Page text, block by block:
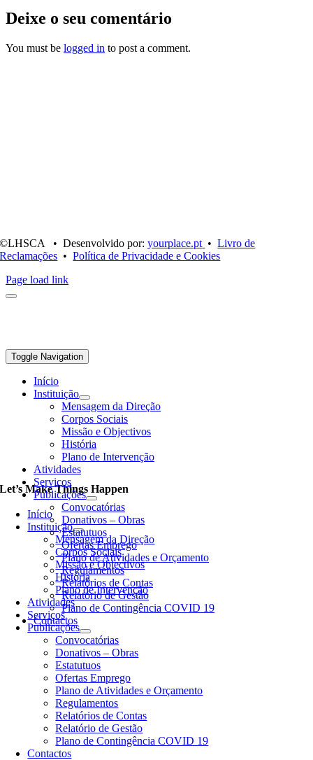
Toggle Navigation
Início
Instituição
Mensagem da Direção
Corpos Sociais
Missão e Objectivos
História
Plano de Intervenção
Atividades
Serviços
Publicações
Convocatórias
Donativos – Obras
Estatutuos
Ofertas Emprego
Plano de Atividades e Orçamento
Regulamentos
Relatórios de Contas
Relatório de Gestão
Plano de Contingência COVID 19
Contactos
Deixe o seu comentário
You must be logged in to post a comment.
©LHSCA • Desenvolvido por:yourplace.pt •Livro de
Reclamações •Política de Privacidade e Cookies
Page load link
Let’s Make Things Happen
Início
Instituição
Mensagem da Direção
Corpos Sociais
Missão e Objectivos
História
Plano de Intervenção
Atividades
Serviços
Publicações
Convocatórias
Donativos – Obras
Estatutuos
Ofertas Emprego
Plano de Atividades e Orçamento
Regulamentos
Relatórios de Contas
Relatório de Gestão
Plano de Contingência COVID 19
Contactos